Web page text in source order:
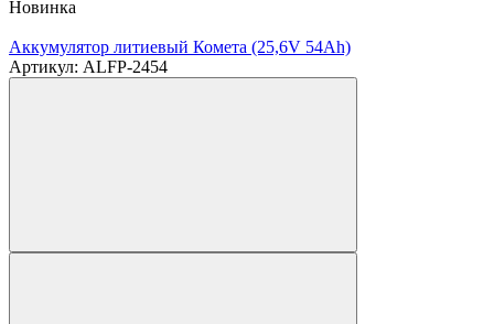
Новинка
Аккумулятор литиевый Комета (25,6V 54Ah)
Артикул: ALFP-2454